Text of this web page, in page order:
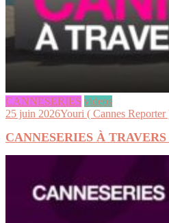
CANNESERIES videos
25 juin 2026Youri ( Cannes Reporter
CANNESERIES À